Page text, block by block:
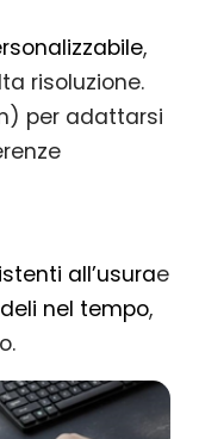
,
risoluzione.
per adattarsi
all’usurae
nel tempo,